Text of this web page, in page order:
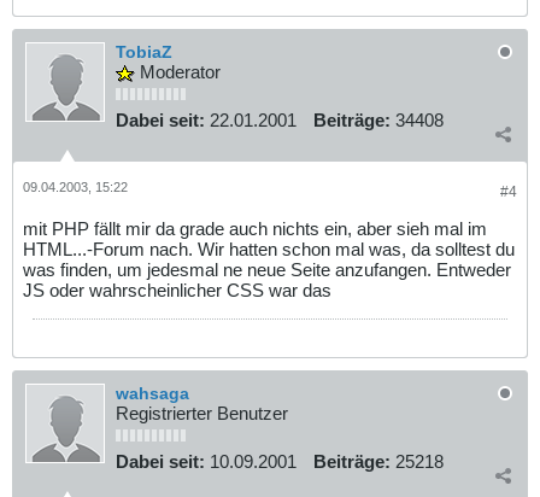
TobiaZ
Moderator
Dabei seit: 22.01.2001 Beiträge: 34408
#4
09.04.2003, 15:22
mit PHP fällt mir da grade auch nichts ein, aber sieh mal im
HTML...-Forum nach. Wir hatten schon mal was, da solltest du
was finden, um jedesmal ne neue Seite anzufangen. Entweder
JS oder wahrscheinlicher CSS war das
wahsaga
Registrierter Benutzer
Dabei seit: 10.09.2001 Beiträge: 25218